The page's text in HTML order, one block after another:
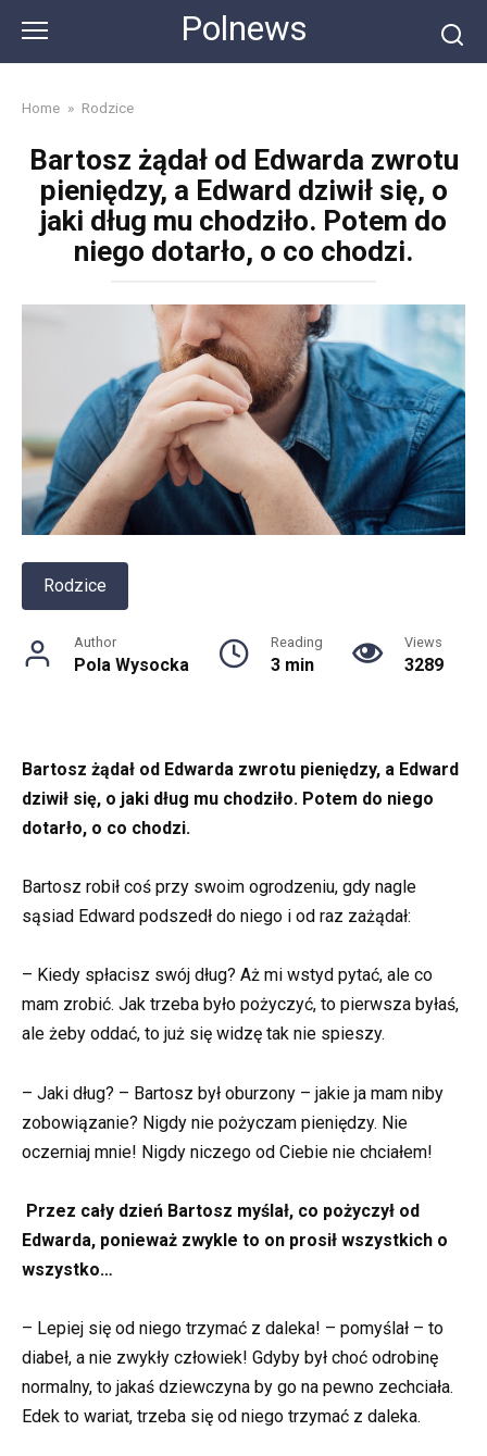
content
Polnews
Home » Rodzice
Bartosz żądał od Edwarda zwrotu
pieniędzy, a Edward dziwił się, o
jaki dług mu chodziło. Potem do
niego dotarło, o co chodzi.
Rodzice
Author
Pola Wysocka
Reading
3 min
Views
3289
Bartosz żądał od Edwarda zwrotu pieniędzy, a Edward
dziwił się, o jaki dług mu chodziło. Potem do niego
dotarło, o co chodzi.
Bartosz robił coś przy swoim ogrodzeniu, gdy nagle
sąsiad Edward podszedł do niego i od raz zażądał:
– Kiedy spłacisz swój dług? Aż mi wstyd pytać, ale co
mam zrobić. Jak trzeba było pożyczyć, to pierwsza byłaś,
ale żeby oddać, to już się widzę tak nie spieszy.
– Jaki dług? – Bartosz był oburzony – jakie ja mam niby
zobowiązanie? Nigdy nie pożyczam pieniędzy. Nie
oczerniaj mnie! Nigdy niczego od Ciebie nie chciałem!
Przez cały dzień Bartosz myślał, co pożyczył od
Edwarda, ponieważ zwykle to on prosił wszystkich o
wszystko…
– Lepiej się od niego trzymać z daleka! – pomyślał – to
diabeł, a nie zwykły człowiek! Gdyby był choć odrobinę
normalny, to jakaś dziewczyna by go na pewno zechciała.
Edek to wariat, trzeba się od niego trzymać z daleka.